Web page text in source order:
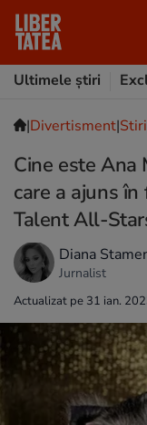
Ultimele știri
|Divertisment|
Cine este Ana
care a ajuns în
Talent All-
Diana
Jurnalist
Actualizat pe 31 ian.